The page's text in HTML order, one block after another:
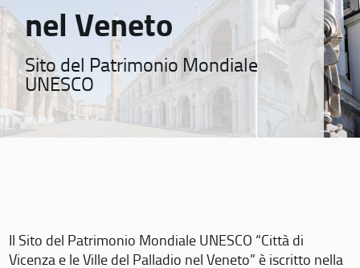
nel Veneto
Sito del Patrimonio Mondiale
UNESCO
Il Sito del Patrimonio Mondiale UNESCO “Città di
Vicenza e le Ville del Palladio nel Veneto” è iscritto nella